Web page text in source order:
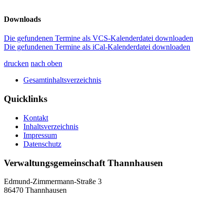
Downloads
Die gefundenen Termine als VCS-Kalenderdatei downloaden
Die gefundenen Termine als iCal-Kalenderdatei downloaden
drucken nach oben
Gesamtinhaltsverzeichnis
Quicklinks
Kontakt
Inhaltsverzeichnis
Impressum
Datenschutz
Verwaltungsgemeinschaft Thannhausen
Edmund-Zimmermann-Straße 3
86470 Thannhausen